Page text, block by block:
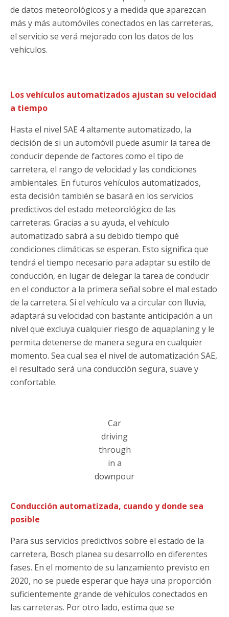
de datos meteorológicos y a medida que aparezcan
más y más automóviles conectados en las carreteras,
el servicio se verá mejorado con los datos de los
vehículos.
Los vehículos automatizados ajustan su velocidad
a tiempo
Hasta el nivel SAE 4 altamente automatizado, la
decisión de si un automóvil puede asumir la tarea de
conducir depende de factores como el tipo de
carretera, el rango de velocidad y las condiciones
ambientales. En futuros vehículos automatizados,
esta decisión también se basará en los servicios
predictivos del estado meteorológico de las
carreteras. Gracias a su ayuda, el vehículo
automatizado sabrá a su debido tiempo qué
condiciones climáticas se esperan. Esto significa que
tendrá el tiempo necesario para adaptar su estilo de
conducción, en lugar de delegar la tarea de conducir
en el conductor a la primera señal sobre el mal estado
de la carretera. Si el vehículo va a circular con lluvia,
adaptará su velocidad con bastante anticipación a un
nivel que excluya cualquier riesgo de aquaplaning y le
permita detenerse de manera segura en cualquier
momento. Sea cual sea el nivel de automatización SAE,
el resultado será una conducción segura, suave y
confortable.
Car
driving
through
in a
downpour
Conducción automatizada, cuando y donde sea
posible
Para sus servicios predictivos sobre el estado de la
carretera, Bosch planea su desarrollo en diferentes
fases. En el momento de su lanzamiento previsto en
2020, no se puede esperar que haya una proporción
suficientemente grande de vehículos conectados en
las carreteras. Por otro lado, estima que se